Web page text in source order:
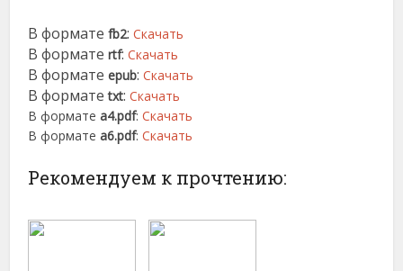
В форматеfb2:Скачать
В форматеrtf:Скачать
В форматеepub:Скачать
В форматеtxt:Скачать
В форматеa4.pdf:Скачать
В форматеa6.pdf:Скачать
Рекомендуем к прочтению: